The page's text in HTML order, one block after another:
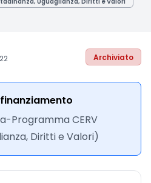
Archiviato
-Programma CERV
Diritti e Valori)